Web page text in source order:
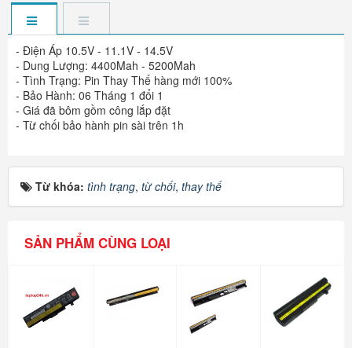
- Điện Áp 10.5V - 11.1V - 14.5V
- Dung Lượng: 4400Mah - 5200Mah
- Tình Trạng: Pin Thay Thế hàng mới 100%
- Bảo Hành: 06 Tháng 1 đổi 1
- Giá đã bôm gồm công lắp đặt
- Từ chối bảo hành pin sài trên 1h
Từ khóa: tình trạng, từ chối, thay thế
SẢN PHẨM CÙNG LOẠI